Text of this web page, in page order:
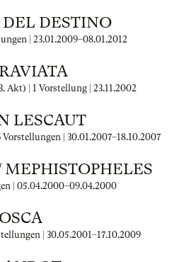
DESTINO
| 23.01.2009–08.01.2012
Akt) | 1 Vorstellung | 23.11.2002
LESCAUT
| 30.01.2007–18.10.2007
| 05.04.2000–09.04.2000
| 30.05.2001–17.10.2009